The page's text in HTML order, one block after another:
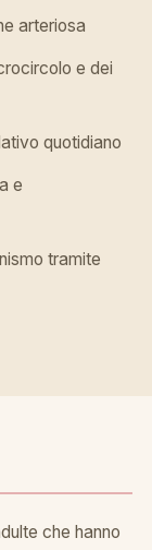
arteriosa
e dei
quotidiano
e
tramite
che hanno